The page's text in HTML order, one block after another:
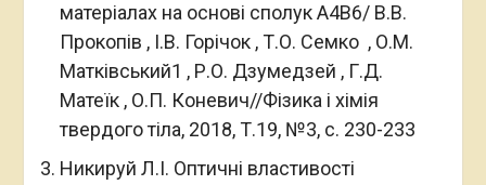
матеріалах на основі сполук А4В6/ В.В.
Прокопів , І.В. Горічок , Т.О. Семко , О.М.
Матківський1 , Р.О. Дзумедзей , Г.Д.
Матеїк , О.П. Коневич//Фізика і хімія
твердого тіла, 2018, Т.19, №3, с. 230-233
Никируй Л.І. Оптичні властивості